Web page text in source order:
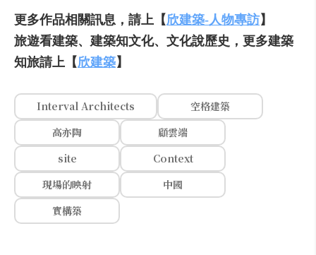
更多作品相關訊息，請上【欣建築-人物專訪】
旅遊看建築、建築知文化、文化說歷史，更多建築
知旅請上【欣建築】
Interval Architects
空格建築
高亦陶
顧雲端
site
Context
現場的映射
中國
實構築